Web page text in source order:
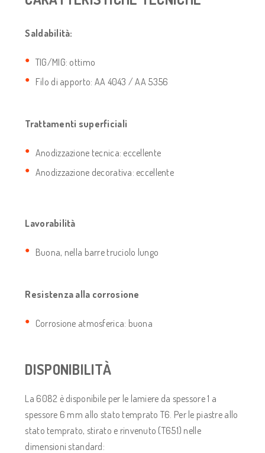
Saldabilità:
TIG/MIG: ottimo
Filo di apporto: AA 4043 / AA 5356
Trattamenti superficiali
Anodizzazione tecnica: eccellente
Anodizzazione decorativa: eccellente
Lavorabilità
Buona, nella barre truciolo lungo
Resistenza alla corrosione
Corrosione atmosferica: buona
DISPONIBILITÀ
La 6082 è disponibile per le lamiere da spessore 1 a
spessore 6 mm allo stato temprato T6. Per le piastre allo
stato temprato, stirato e rinvenuto (T651) nelle
dimensioni standard: